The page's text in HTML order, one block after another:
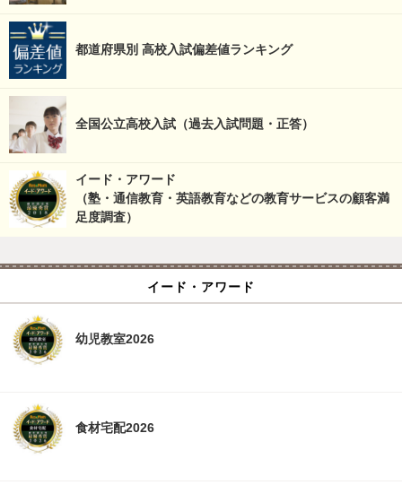
都道府県別 高校入試偏差値ランキング
全国公立高校入試（過去入試問題・正答）
イード・アワード
（塾・通信教育・英語教育などの教育サービスの顧客満
足度調査）
イード・アワード
幼児教室2026
食材宅配2026